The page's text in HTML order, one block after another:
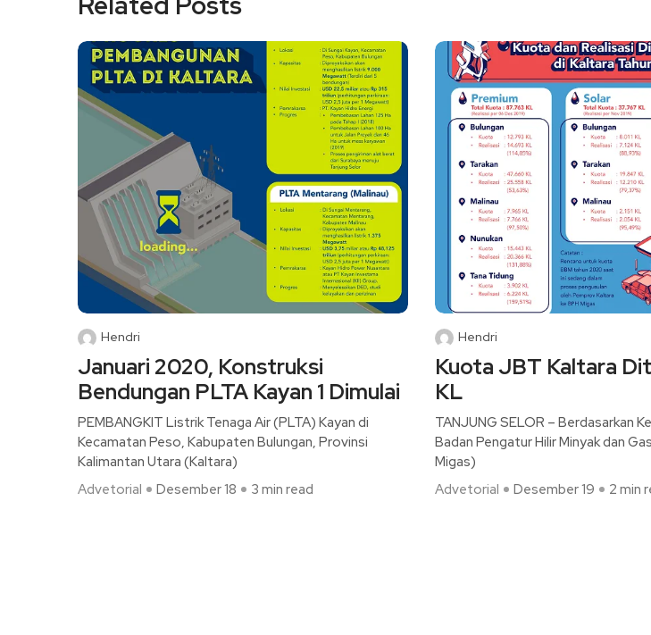
Hendri
Januari 2020, Konstruksi
Bendungan PLTA Kayan 1 Dimulai
PEMBANGKIT Listrik Tenaga Air (PLTA) Kayan di
Kecamatan Peso, Kabupaten Bulungan, Provinsi
Kalimantan Utara (Kaltara)
Advetorial
Desember 18 3 min read
Hendri
Kuota JBT Kaltara
KL
TANJUNG SELOR – Berdasarkan
Badan Pengatur Hilir Minyak dan
Migas)
Advetorial
Desember 19 2 min